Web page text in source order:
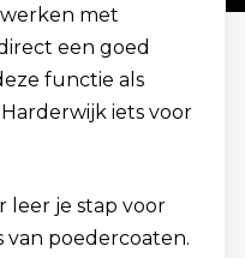
met
een goed
functie als
iets voor
leer je stap voor
poedercoaten.